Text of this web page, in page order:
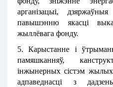
арганізацыі,
павышэнню якасці
жыллёвага фонду.
5. Карыстанне і
памяшканняў,
інжынерных сістэм
адпаведнасці з